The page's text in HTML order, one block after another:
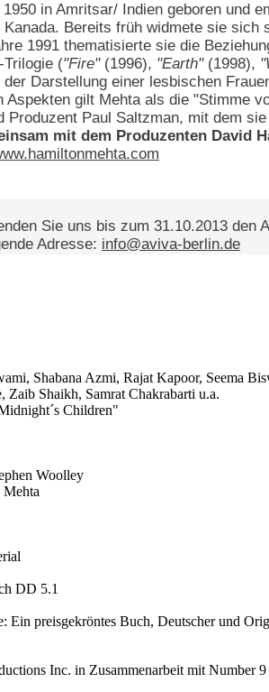
in Amritsar/ Indien geboren und
Bereits früh widmete sie sich
1991 thematisierte sie die
Trilogie ("Fire"(1996), "Earth"(1998),
Darstellung einer lesbischen
gilt Mehta als die "Stimme
Produzent Paul Saltzman, mit dem
mit dem Produzenten David
Sie uns bis zum 31.10.2013 den
Adresse: info@aviva-berlin.de
Shabana Azmi, Rajat Kapoor, Seema
Zaib Shaikh, Samrat Chakrabarti u.a.
Children"
Woolley
DD 5.1
Ein preisgekröntes Buch, Deutscher und
Inc. in Zusammenarbeit mit Number